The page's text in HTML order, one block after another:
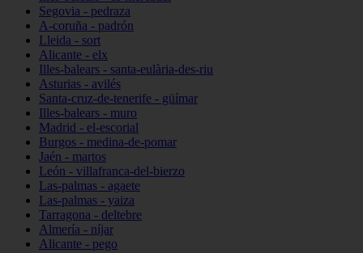
Segovia - pedraza
A-coruña - padrón
Lleida - sort
Alicante - elx
Illes-balears - santa-eulària-des-riu
Asturias - avilés
Santa-cruz-de-tenerife - güímar
Illes-balears - muro
Madrid - el-escorial
Burgos - medina-de-pomar
Jaén - martos
León - villafranca-del-bierzo
Las-palmas - agaete
Las-palmas - yaiza
Tarragona - deltebre
Almería - níjar
Alicante - pego